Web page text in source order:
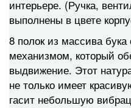
интерьере. (Ручка,
выполнены в цвете
8 полок из массива
механизмом, который
выдвижение. Этот
не только имеет
гасит небольшую